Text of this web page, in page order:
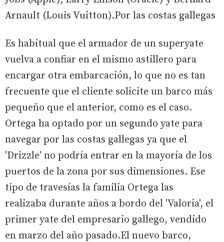
Arnault (Louis Vuitton).Por las costas gallegas
Es habitual que el armador de un superyate
vuelva a confiar en el mismo astillero para
encargar otra embarcación, lo que no es tan
frecuente que el cliente solicite un barco más
pequeño que el anterior, como es el caso.
Ortega ha optado por un segundo yate para
navegar por las costas gallegas ya que el
'Drizzle' no podría entrar en la mayoría de los
puertos de la zona por sus dimensiones. Ese
tipo de travesías la familia Ortega las
realizaba durante años a bordo del 'Valoria', el
primer yate del empresario gallego, vendido
en marzo del año pasado.El nuevo barco,